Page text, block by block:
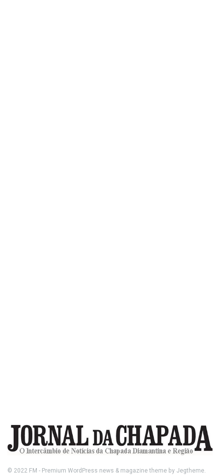
© 2022 FM - Premium WordPress news & magazine theme by Jegtheme.